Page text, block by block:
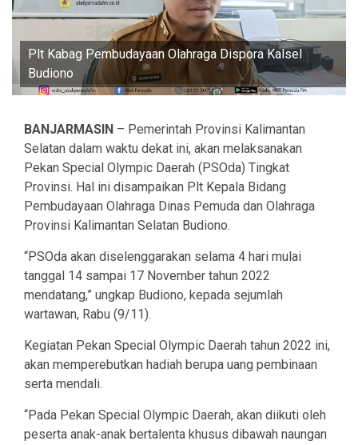
Plt Kabag Pembudayaan Olahraga Dispora Kalsel
Budiono
BANJARMASIN – Pemerintah Provinsi Kalimantan
Selatan dalam waktu dekat ini, akan melaksanakan
Pekan Special Olympic Daerah (PSOda) Tingkat
Provinsi. Hal ini disampaikan Plt Kepala Bidang
Pembudayaan Olahraga Dinas Pemuda dan Olahraga
Provinsi Kalimantan Selatan Budiono.
“PSOda akan diselenggarakan selama 4 hari mulai
tanggal 14 sampai 17 November tahun 2022
mendatang,” ungkap Budiono, kepada sejumlah
wartawan, Rabu (9/11).
Kegiatan Pekan Special Olympic Daerah tahun 2022 ini,
akan memperebutkan hadiah berupa uang pembinaan
serta mendali.
“Pada Pekan Special Olympic Daerah, akan diikuti oleh
peserta anak-anak bertalenta khusus dibawah naungan